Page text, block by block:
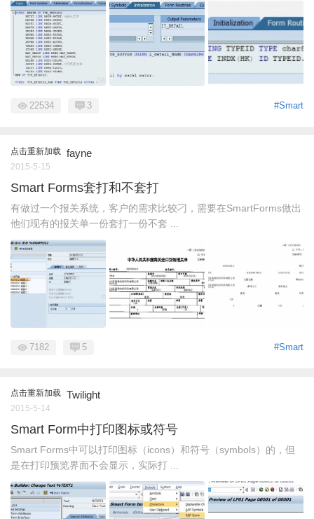
#Smart
22534 3
点击重新加载 fayne
2015-5-15
Smart Forms套打和不套打
有做过一个报关系统，客户的需求比较刁，需要在SmartForms做出
他们现有的报关单一份套打一份不套 ...
#Smart
7182 5
点击重新加载 Twilight
2015-5-14
Smart Form中打印图标或符号
Smart Forms中可以打印图标（icons）和符号（symbols）的，但
是在打印预览界面不会显示，实际打 ...